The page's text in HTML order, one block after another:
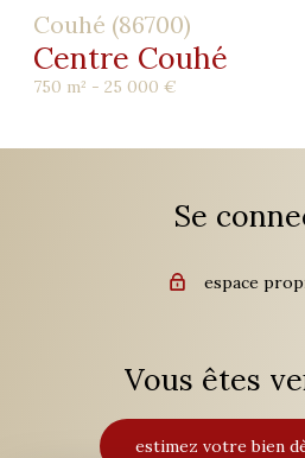
Couhé (86700)
Centre Couhé
750 m² - 25 000 €
Se
espace
Vous êtes
estimez votre bien